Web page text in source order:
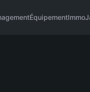
ÉquipementImmo